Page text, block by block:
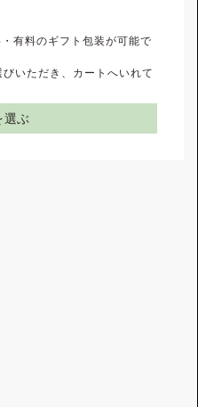
有料のギフト包装が可能で
いただき、カートへいれて
選ぶ